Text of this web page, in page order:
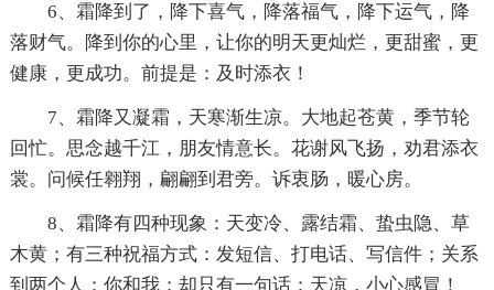
6、霜降到了，降下喜气，降落福气，降下运气，降
落财气。降到你的心里，让你的明天更灿烂，更甜蜜，更
健康，更成功。前提是：及时添衣！
7、霜降又凝霜，天寒渐生凉。大地起苍黄，季节轮
回忙。思念越千江，朋友情意长。花谢风飞扬，劝君添衣
裳。问候任翱翔，翩翩到君旁。诉衷肠，暖心房。
8、霜降有四种现象：天变冷、露结霜、蛰虫隐、草
木黄；有三种祝福方式：发短信、打电话、写信件；关系
到两个人：你和我；却只有一句话：天凉，小心感冒！